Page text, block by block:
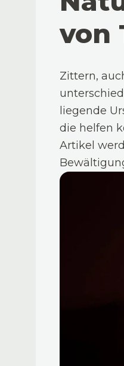
von
Zittern,
liegende
die helfen
Artikel